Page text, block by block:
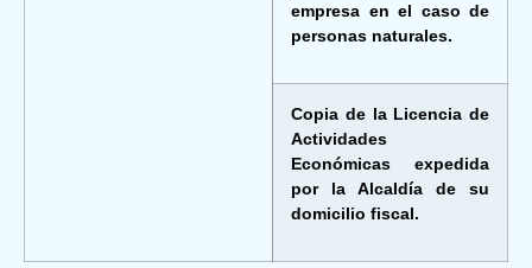
empresa en el caso de
personas naturales.
Copia de la Licencia de
Actividades
Económicas expedida
por la Alcaldía de su
domicilio fiscal.